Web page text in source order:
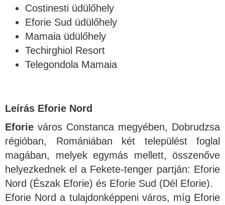
Costinesti üdülőhely
Eforie Sud üdülőhely
Mamaia üdülőhely
Techirghiol Resort
Telegondola Mamaia
Leírás Eforie Nord
Eforie város Constanca megyében, Dobrudzsa
régióban, Romániában két települést foglal
magában, melyek egymás mellett, összenőve
helyezkednek el a Fekete-tenger partján: Eforie
Nord (Észak Eforie) és Eforie Sud (Dél Eforie).
Eforie Nord a tulajdonképpeni város, míg Eforie